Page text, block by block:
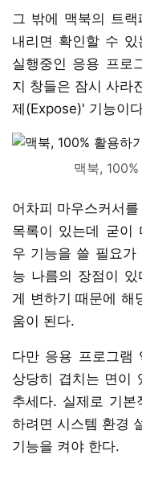
그 밖에 맥북의 트
내리면 확인할 수
실행중인 응용 프로
지 창들은 잠시 사라
제(Expose)' 기능이
맥북,
어차피 마우스커서
목록이 있는데 굳이
우 기능을 쓸 필요
능 나름의 장점이
게 변하기 때문에 해
움이 된다.
다만 응용 프로그램
상당히 겹치는 면이
추세다. 실제로 기본
하려면 시스템 환경
기능을 켜야 한다.